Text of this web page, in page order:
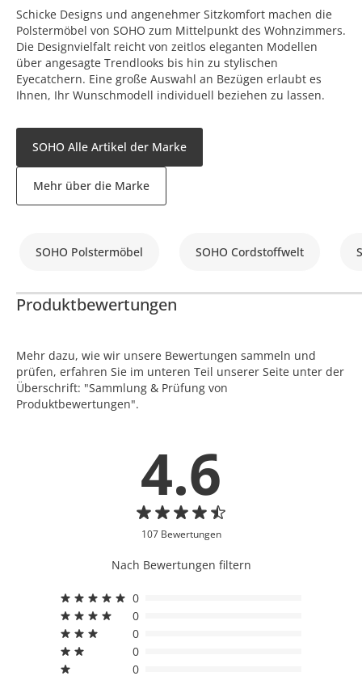
Schicke Designs und angenehmer Sitzkomfort machen die
Polstermöbel von SOHO zum Mittelpunkt des Wohnzimmers.
Die Designvielfalt reicht von zeitlos eleganten Modellen
über angesagte Trendlooks bis hin zu stylischen
Eyecatchern. Eine große Auswahl an Bezügen erlaubt es
Ihnen, Ihr Wunschmodell individuell beziehen zu lassen.
SOHO Alle Artikel der Marke
Mehr über die Marke
SOHO Polstermöbel SOHO Cordstoffwelt
Produktbewertungen
Mehr dazu, wie wir unsere Bewertungen sammeln und
prüfen, erfahren Sie im unteren Teil unserer Seite unter der
Überschrift: "Sammlung & Prüfung von
Produktbewertungen".
4.6
107 Bewertungen
Nach Bewertungen filtern
0
0
0
0
0